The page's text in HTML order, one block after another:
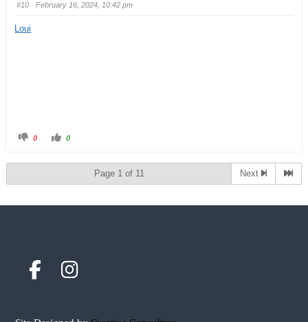
#10 · February 16, 2024, 10:42 pm
Loui
0 0
Page 1 of 11 Next